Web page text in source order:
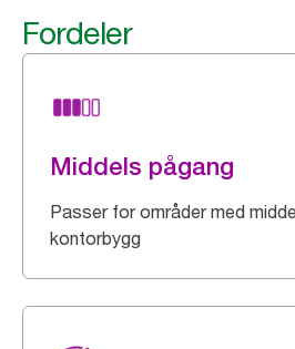
Fordeler
Middels pågang
Passer for områder med
kontorbygg